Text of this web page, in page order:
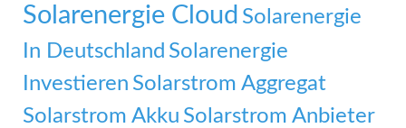
Solarenergie Cloud Solarenergie
In Deutschland Solarenergie
Investieren Solarstrom Aggregat
Solarstrom Akku Solarstrom Anbieter